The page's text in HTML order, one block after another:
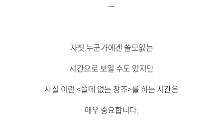
자칫 누군가에겐 쓸모없는
시간으로 보일 수도 있지만
사실 이런 <쓸데 없는 창조>를 하는 시간은
매우 중요합니다.